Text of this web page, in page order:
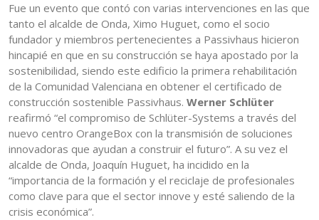
Fue un evento que contó con varias intervenciones en las que
tanto el alcalde de Onda, Ximo Huguet, como el socio
fundador y miembros pertenecientes a Passivhaus hicieron
hincapié en que en su construcción se haya apostado por la
sostenibilidad, siendo este edificio la primera rehabilitación
de la Comunidad Valenciana en obtener el certificado de
construcción sostenible Passivhaus. Werner Schlüter
reafirmó “el compromiso de Schlüter-Systems a través del
nuevo centro OrangeBox con la transmisión de soluciones
innovadoras que ayudan a construir el futuro”. A su vez el
alcalde de Onda, Joaquín Huguet, ha incidido en la
“importancia de la formación y el reciclaje de profesionales
como clave para que el sector innove y esté saliendo de la
crisis económica”.